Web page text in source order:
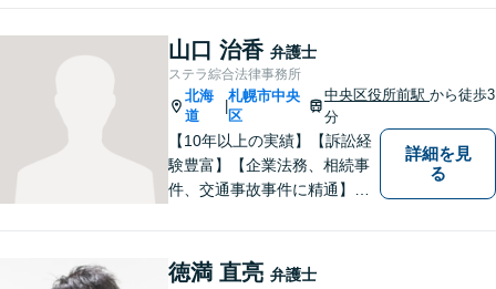
【公認会計士／司法書士など
各士業と連携】【医師、建築
士など各専門家と連携】さま
ざまなネットワークを駆使し
て、有利な解決を目指しま
す。
山口 治香 弁護士
ステラ綜合法律事務所
北海
道
札幌市中央
区
中央区役所前駅から徒歩3
分
【10年以上の実績】【訴訟経
験豊富】【企業法務、相続事
件、交通事故事件に精通】徹
る。丁寧なコミュニケーショ
ンで、クライアントに寄り添
詳細を見
る
徳満 直亮 弁護士